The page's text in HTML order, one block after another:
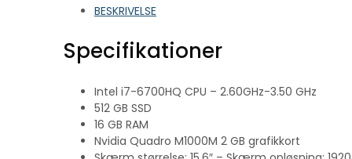
BESKRIVELSE
Specifikationer
Intel i7-6700HQ CPU – 2.60GHz-3.50 GHz
512 GB SSD
16 GB RAM
Nvidia Quadro M1000M 2 GB grafikkort